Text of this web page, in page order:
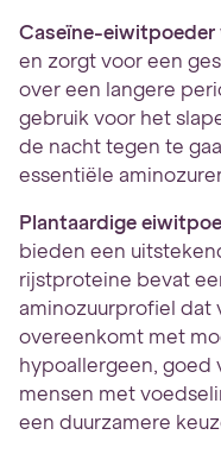
Caseïne-eiwitpoeder
en zorgt voor een
over een langere
gebruik voor het
de nacht tegen te
essentiële
Plantaardige
bieden een
rijstproteine bevat
aminozuurprofiel dat
overeenkomt met
hypoallergeen, goed
mensen met
een duurzamere